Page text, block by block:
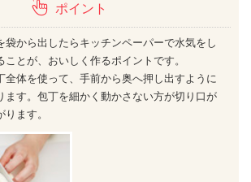
ポイント
袋から出したらキッチンペーパーで水気をし
ことが、おいしく作るポイントです。
全体を使って、手前から奥へ押し出すように
ます。包丁を細かく動かさない方が切り口が
ます。